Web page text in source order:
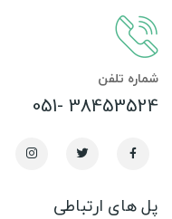
شماره تلفن
38453524 -051
پل های ارتباطی